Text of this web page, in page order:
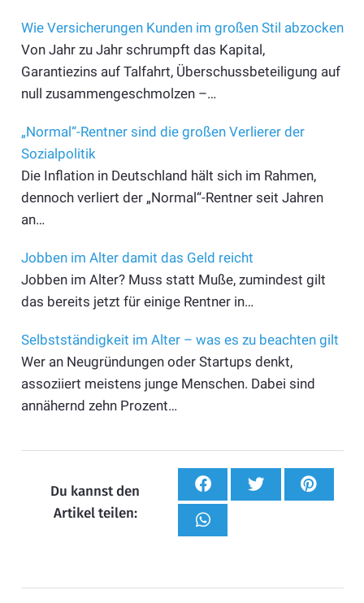
Wie Versicherungen Kunden im großen Stil abzocken
Von Jahr zu Jahr schrumpft das Kapital,
Garantiezins auf Talfahrt, Überschussbeteiligung auf
null zusammengeschmolzen –…
„Normal“-Rentner sind die großen Verlierer der
Sozialpolitik
Die Inflation in Deutschland hält sich im Rahmen,
dennoch verliert der „Normal“-Rentner seit Jahren
an…
Jobben im Alter damit das Geld reicht
Jobben im Alter? Muss statt Muße, zumindest gilt
das bereits jetzt für einige Rentner in…
Selbstständigkeit im Alter – was es zu beachten gilt
Wer an Neugründungen oder Startups denkt,
assoziiert meistens junge Menschen. Dabei sind
annähernd zehn Prozent…
Du kannst den
Artikel teilen: